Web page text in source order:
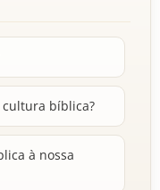
bíblica?
à nossa